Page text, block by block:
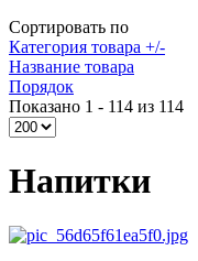
Сортировать по
Категория товара +/-
Название товара
Порядок
Показано 1 - 114 из 114
Напитки